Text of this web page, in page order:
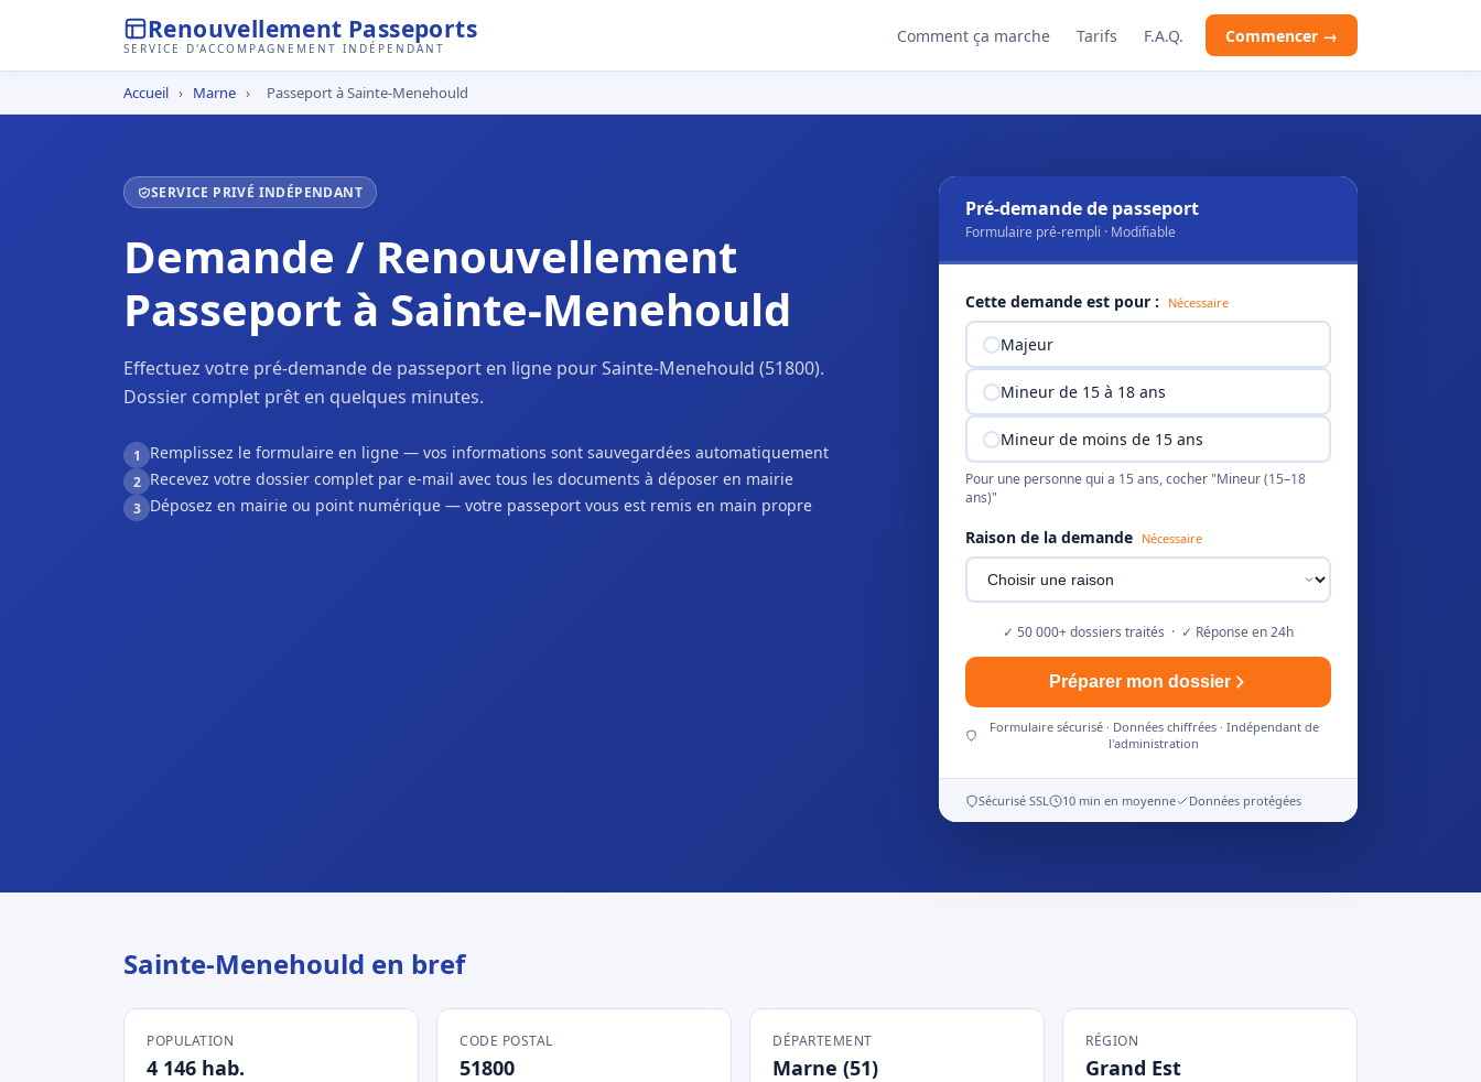
Renouvellement Passeports
SERVICE D'ACCOMPAGNEMENT INDÉPENDANT
Comment ça marche Tarifs F.A.Q. Commencer →
Accueil › Marne › Passeport à Sainte-Menehould
SERVICE PRIVÉ INDÉPENDANT
Demande / Renouvellement
Passeport à Sainte-Menehould
Effectuez votre pré-demande de passeport en ligne pour Sainte-Menehould (51800).
Dossier complet prêt en quelques minutes.
1 Remplissez le formulaire en ligne — vos informations sont sauvegardées automatiquement
2 Recevez votre dossier complet par e-mail avec tous les documents à déposer en mairie
3 Déposez en mairie ou point numérique — votre passeport vous est remis en main propre
Pré-demande de passeport
Formulaire pré-rempli · Modifiable
Cette demande est pour : Nécessaire
Majeur
Mineur de 15 à 18 ans
Mineur de moins de 15 ans
Pour une personne qui a 15 ans, cocher "Mineur (15–18
ans)"
Raison de la demande Nécessaire
✓ 50 000+ dossiers traités · ✓ Réponse en 24h
Préparer mon dossier
Formulaire sécurisé · Données chiffrées · Indépendant de
l'administration
Sécurisé SSL 10 min en moyenne Données protégées
Sainte-Menehould en bref
POPULATION
4 146 hab.
CODE POSTAL
51800
DÉPARTEMENT
Marne (51)
RÉGION
Grand Est